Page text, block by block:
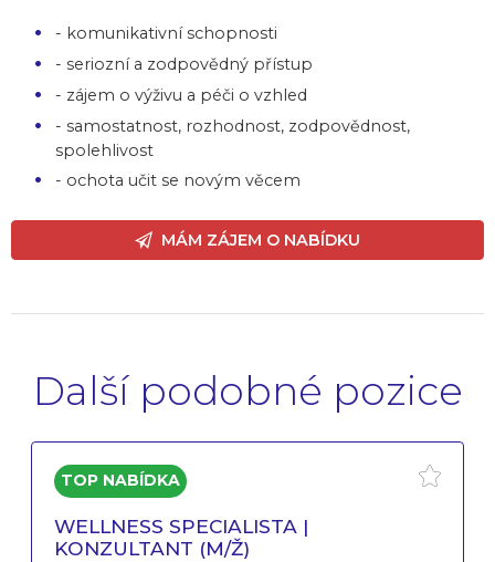
- komunikativní schopnosti
- seriozní a zodpovědný přístup
- zájem o výživu a péči o vzhled
- samostatnost, rozhodnost, zodpovědnost,
spolehlivost
- ochota učit se novým věcem
MÁM ZÁJEM O NABÍDKU
Další podobné pozice
WELLNESS SPECIALISTA |
KONZULTANT (M/Ž)